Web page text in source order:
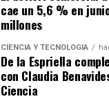
cae un 5,6 % en
millones
CIENCIA Y TECNOLOGÍA
De la Espriella
con Claudia
Ciencia